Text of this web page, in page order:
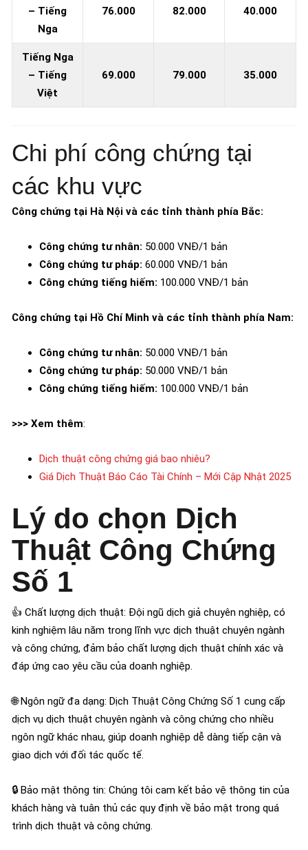
– Tiếng
Nga
76.000 82.000 40.000
Tiếng Nga
– Tiếng
Việt
69.000 79.000 35.000
Chi phí công chứng tại
các khu vực
Công chứng tại Hà Nội và các tỉnh thành phía Bắc:
Công chứng tư nhân: 50.000 VNĐ/1 bản
Công chứng tư pháp: 60.000 VNĐ/1 bản
Công chứng tiếng hiếm: 100.000 VNĐ/1 bản
Công chứng tại Hồ Chí Minh và các tỉnh thành phía Nam:
Công chứng tư nhân: 50.000 VNĐ/1 bản
Công chứng tư pháp: 50.000 VNĐ/1 bản
Công chứng tiếng hiếm: 100.000 VNĐ/1 bản
>>> Xem thêm:
Dịch thuật công chứng giá bao nhiêu?
Giá Dịch Thuật Báo Cáo Tài Chính – Mới Cập Nhật 2025
Lý do chọn Dịch
Thuật Công Chứng
Số 1
👍 Chất lượng dịch thuật: Đội ngũ dịch giả chuyên nghiệp, có
kinh nghiệm lâu năm trong lĩnh vực dịch thuật chuyên ngành
và công chứng, đảm bảo chất lượng dịch thuật chính xác và
đáp ứng cao yêu cầu của doanh nghiệp.
🌐 Ngôn ngữ đa dạng: Dịch Thuật Công Chứng Số 1 cung cấp
dịch vụ dịch thuật chuyên ngành và công chứng cho nhiều
ngôn ngữ khác nhau, giúp doanh nghiệp dễ dàng tiếp cận và
giao dịch với đối tác quốc tế.
🔒 Bảo mật thông tin: Chúng tôi cam kết bảo vệ thông tin của
khách hàng và tuân thủ các quy định về bảo mật trong quá
trình dịch thuật và công chứng.